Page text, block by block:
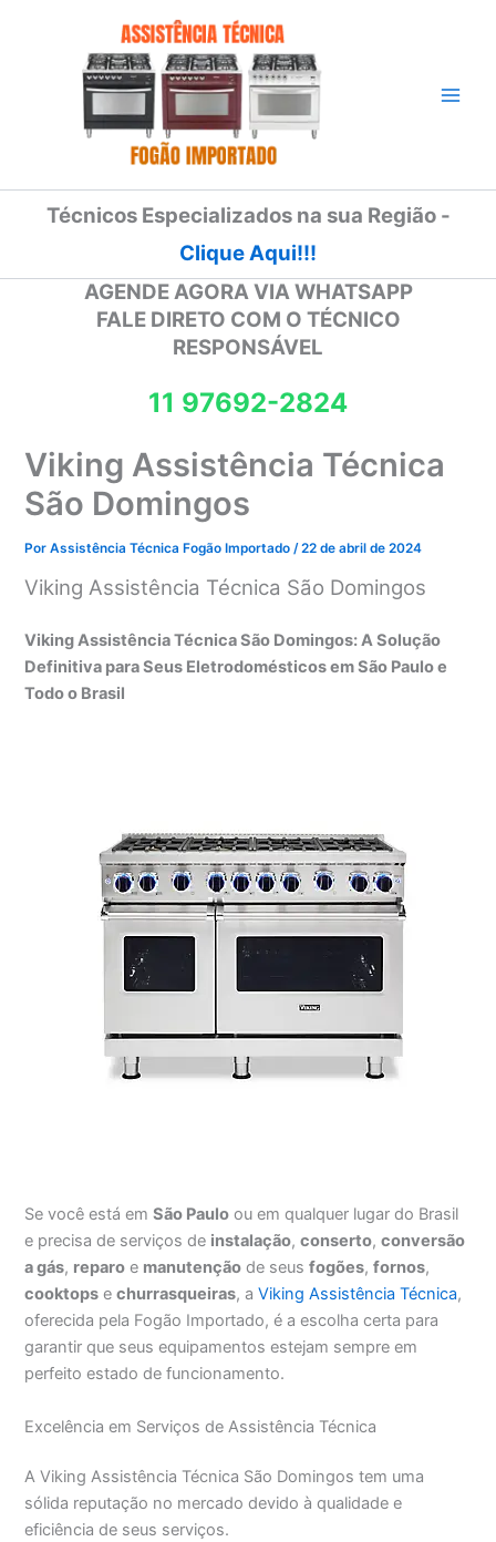
Técnicos Especializados na sua Região -
Clique Aqui!!!
AGENDE AGORA VIA WHATSAPP
FALE DIRETO COM O TÉCNICO
RESPONSÁVEL
11 97692-2824
Viking Assistência Técnica
São Domingos
PorAssistência Técnica Fogão Importado/22 de abril de 2024
Viking Assistência Técnica São Domingos
Viking Assistência Técnica São Domingos: A Solução
Definitiva para Seus Eletrodomésticos em São Paulo e
Todo o Brasil
Se você está emSão Paulo ou em qualquer lugar do Brasil
e precisa de serviços de instalação,conserto,conversão
a gás, reparo e manutenção de seusfogões,fornos,
cooktops echurrasqueiras, aViking Assistência Técnica,
oferecida pela Fogão Importado, é a escolha certa para
garantir que seus equipamentos estejam sempre em
perfeito estado de funcionamento.
Excelência em Serviços de Assistência Técnica
A Viking Assistência Técnica São Domingos tem uma
sólida reputação no mercado devido à qualidade e
eficiência de seus serviços.